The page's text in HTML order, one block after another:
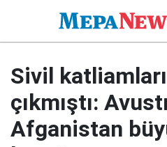
Sivil
çıkmıştı:
Afganistan